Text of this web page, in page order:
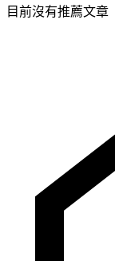
目前沒有推薦文章